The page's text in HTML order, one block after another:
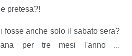
pretesa?!
fosse anche solo il sabato sera?
per tre mesi l'anno ...